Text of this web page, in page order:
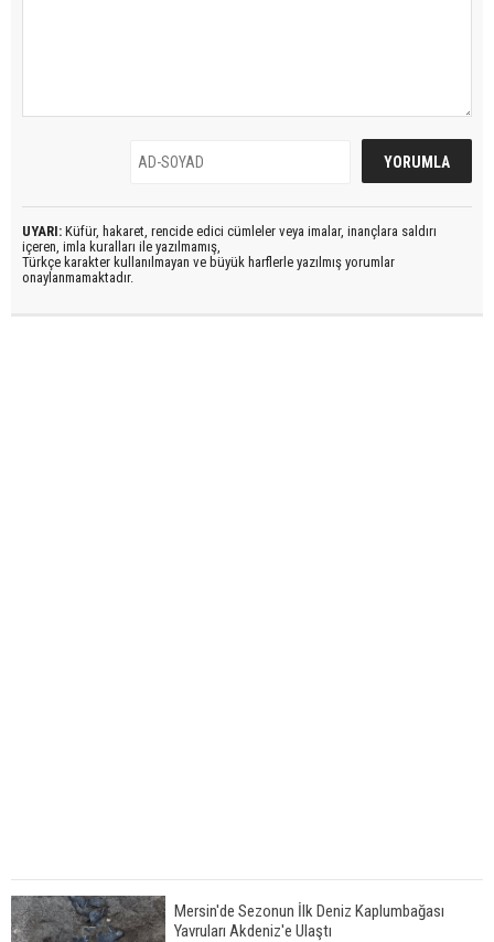
UYARI: Küfür, hakaret, rencide edici cümleler veya imalar, inançlara saldırı
içeren, imla kuralları ile yazılmamış,
Türkçe karakter kullanılmayan ve büyük harflerle yazılmış yorumlar
onaylanmamaktadır.
Mersin'de Sezonun İlk Deniz Kaplumbağası
Yavruları Akdeniz'e Ulaştı